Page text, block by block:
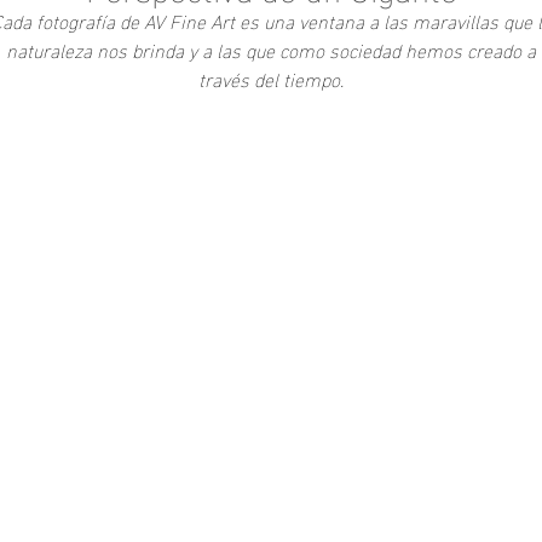
fotografía de AV Fine Art es una ventana a las maravillas que
naturaleza nos brinda y a las que como sociedad hemos creado a
través del tiempo.